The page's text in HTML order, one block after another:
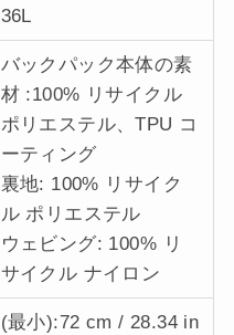
36L
バックパック本体の素
材 :100% リサイクル
ポリエステル、TPU コ
ーティング
裏地: 100% リサイク
ル ポリエステル
ウェビング: 100% リ
サイクル ナイロン
(最小):72 cm / 28.34 in